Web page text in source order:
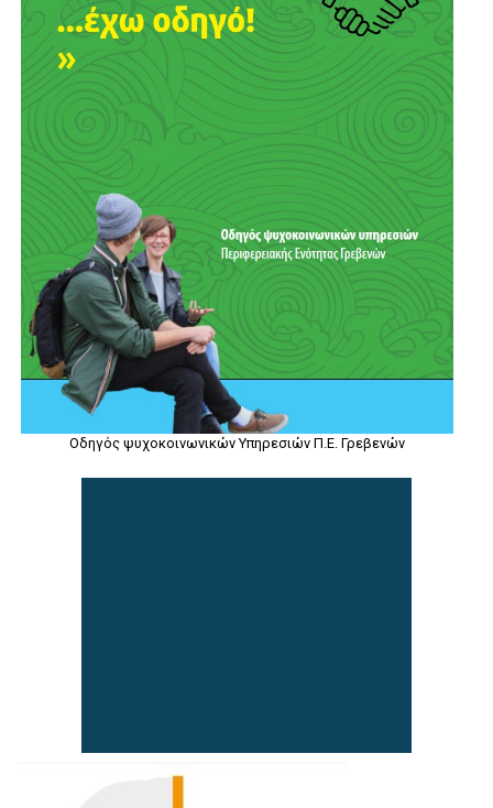
Οδηγός ψυχοκοινωνικών Υπηρεσιών Π.Ε. Γρεβενών